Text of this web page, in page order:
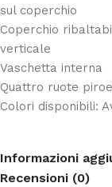
sul coperchio
Coperchio
verticale
Vaschetta interna
Quattro ruote
Colori disponibili:
Informazioni
Recensioni (0)